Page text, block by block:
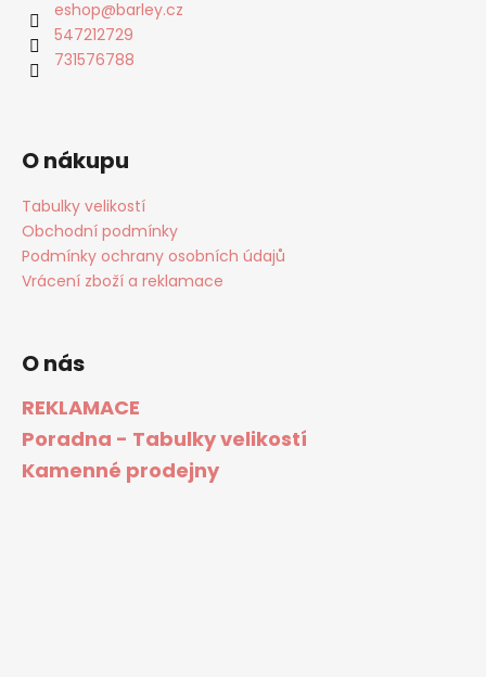
eshop@barley.cz
547212729
731576788
O nákupu
Tabulky velikostí
Obchodní podmínky
Podmínky ochrany osobních údajů
Vrácení zboží a reklamace
O nás
REKLAMACE
Poradna - Tabulky velikostí
Kamenné prodejny